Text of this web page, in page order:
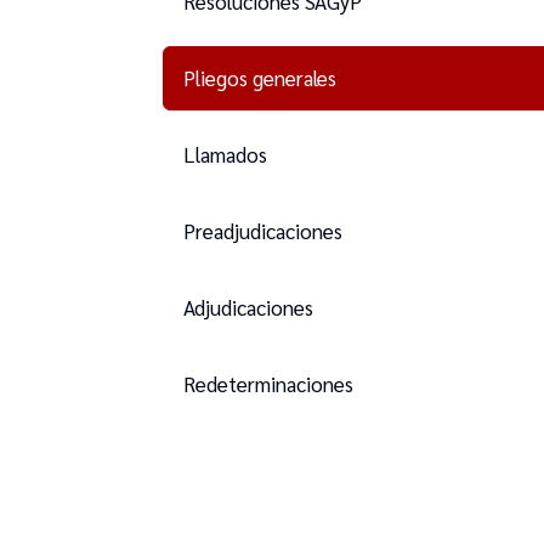
Pliegos generales
Llamados
Preadjudicaciones
Adjudicaciones
Redeterminaciones